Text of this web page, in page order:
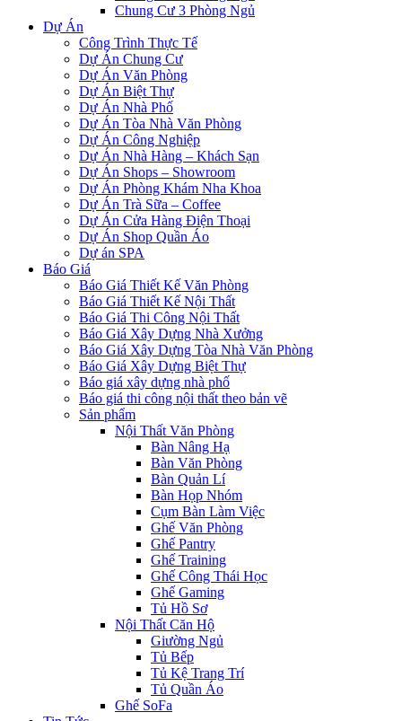
Chung Cư 3 Phòng Ngủ
Dự Án
Công Trình Thực Tế
Dự Án Chung Cư
Dự Án Văn Phòng
Dự Án Biệt Thự
Dự Án Nhà Phố
Dự Án Tòa Nhà Văn Phòng
Dự Án Công Nghiệp
Dự Án Nhà Hàng – Khách Sạn
Dự Án Shops – Showroom
Dự Án Phòng Khám Nha Khoa
Dự Án Trà Sữa – Coffee
Dự Án Cửa Hàng Điện Thoại
Dự Án Shop Quần Áo
Dự án SPA
Báo Giá
Báo Giá Thiết Kế Văn Phòng
Báo Giá Thiết Kế Nội Thất
Báo Giá Thi Công Nội Thất
Báo Giá Xây Dựng Nhà Xưởng
Báo Giá Xây Dựng Tòa Nhà Văn Phòng
Báo Giá Xây Dựng Biệt Thự
Báo giá xây dựng nhà phố
Báo giá thi công nội thất theo bản vẽ
Sản phẩm
Nội Thất Văn Phòng
Bàn Nâng Hạ
Bàn Văn Phòng
Bàn Quản Lí
Bàn Họp Nhóm
Cụm Bàn Làm Việc
Ghế Văn Phòng
Ghế Pantry
Ghế Training
Ghế Công Thái Học
Ghế Gaming
Tủ Hồ Sơ
Nội Thất Căn Hộ
Giường Ngủ
Tủ Bếp
Tủ Kệ Trang Trí
Tủ Quần Áo
Ghế SoFa